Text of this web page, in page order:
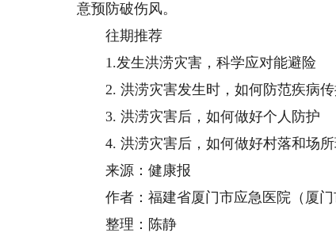
意预防破伤风。
往期推荐
1.发生洪涝灾害，科学应对能避险
2. 洪涝灾害发生时，如何防范疾病传
3. 洪涝灾害后，如何做好个人防护
4. 洪涝灾害后，如何做好村落和场所
来源：健康报
作者：福建省厦门市应急医院（厦门
整理：陈静